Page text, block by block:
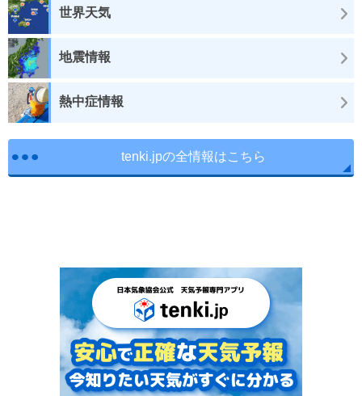
世界天気
地震情報
熱中症情報
tenki.jpの全情報はこちら